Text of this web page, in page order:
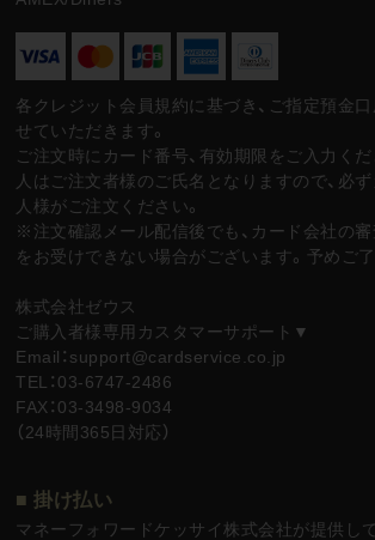
各クレジット会員規約に基づき、ご指定預金
せていただきます。
ご注文時にカード番号、有効期限をご入力く
人はご注文者様のご氏名となりますので、必
人様がご注文ください。
※注文確認メール配信後でも、カード会社の審
をお受けできない場合がございます。予めご了
株式会社ゼウス
ご購入者様専用カスタマーサポート▼
Email：support@cardservice.co.jp
TEL：03-6747-2486
FAX：03-3498-9034
（24時間365日対応）
■ 掛け払い
マネーフォワードケッサイ株式会社が提供し